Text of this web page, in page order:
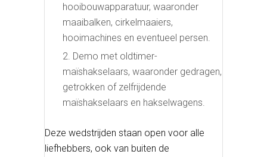
hooibouwapparatuur, waaronder
maaibalken, cirkelmaaiers,
hooimachines en eventueel persen.
Demo met oldtimer-
maïshakselaars, waaronder gedragen,
getrokken of zelfrijdende
maïshakselaars en hakselwagens.
Deze wedstrijden staan open voor alle
liefhebbers, ook van buiten de